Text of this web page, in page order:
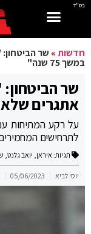
בס"ד
חדשות» שר
במשך 75 שנה"
שר
אתגרים שלא
על רקע המתיחות
לתרחישים
תגיות: איראן, יואב גלנט,
יוסי לביא 05/06/2023